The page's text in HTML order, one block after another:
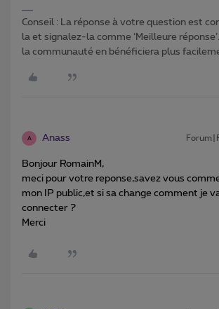
Conseil : La réponse à votre question est
la et signalez-la comme ‘Meilleure
la communauté en bénéficiera plus
A Anass
Bonjour RomainM,
meci pour votre reponse,savez vous
mon IP public,et si sa change comment je
connecter ?
Merci